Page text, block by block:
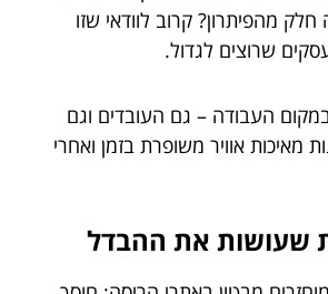
מהפיתרון? קרוב לוודאי שזו
שרוצים לגדול.
העבודה – גם העובדים וגם
מאיכות אוויר משופרת בזמן ואחרי
שעושות את ההבדל